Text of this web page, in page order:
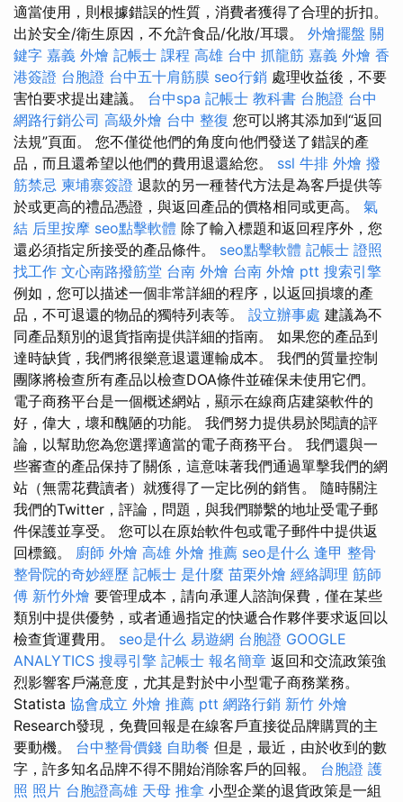
適當使用，則根據錯誤的性質，消費者獲得了合理的折扣。
出於安全/衛生原因，不允許食品/化妝/耳環。 外燴擺盤 關
鍵字 嘉義 外燴 記帳士 課程 高雄 台中 抓龍筋 嘉義 外燴 香
港簽證 台胞證 台中五十肩筋膜 seo行銷 處理收益後，不要
害怕要求提出建議。 台中spa 記帳士 教科書 台胞證 台中
網路行銷公司 高級外燴 台中 整復 您可以將其添加到“返回
法規”頁面。 您不僅從他們的角度向他們發送了錯誤的產
品，而且還希望以他們的費用退還給您。 ssl 牛排 外燴 撥
筋禁忌 柬埔寨簽證 退款的另一種替代方法是為客戶提供等
於或更高的禮品憑證，與返回產品的價格相同或更高。 氣
結 后里按摩 seo點擊軟體 除了輸入標題和返回程序外，您
還必須指定所接受的產品條件。 seo點擊軟體 記帳士 證照
找工作 文心南路撥筋堂 台南 外燴 台南 外燴 ptt 搜索引擎
例如，您可以描述一個非常詳細的程序，以返回損壞的產
品，不可退還的物品的獨特列表等。 設立辦事處 建議為不
同產品類別的退貨指南提供詳細的指南。 如果您的產品到
達時缺貨，我們將很樂意退還運輸成本。 我們的質量控制
團隊將檢查所有產品以檢查DOA條件並確保未使用它們。
電子商務平台是一個概述網站，顯示在線商店建築軟件的
好，偉大，壞和醜陋的功能。 我們努力提供易於閱讀的評
論，以幫助您為您選擇適當的電子商務平台。 我們還與一
些審查的產品保持了關係，這意味著我們通過單擊我們的網
站（無需花費讀者）就獲得了一定比例的銷售。 隨時關注
我們的Twitter，評論，問題，與我們聯繫的地址受電子郵
件保護並享受。 您可以在原始軟件包或電子郵件中提供返
回標籤。 廚師 外燴 高雄 外燴 推薦 seo是什么 逢甲 整骨
整骨院的奇妙經歷 記帳士 是什麼 苗栗外燴 經絡調理 筋師
傅 新竹外燴 要管理成本，請向承運人諮詢保費，僅在某些
類別中提供優勢，或者通過指定的快遞合作夥伴要求返回以
檢查貨運費用。 seo是什么 易遊網 台胞證 GOOGLE
ANALYTICS 搜尋引擎 記帳士 報名簡章 返回和交流政策強
烈影響客戶滿意度，尤其是對於中小型電子商務業務。
Statista 協會成立 外燴 推薦 ptt 網路行銷 新竹 外燴
Research發現，免費回報是在線客戶直接從品牌購買的主
要動機。 台中整骨價錢 自助餐 但是，最近，由於收到的數
字，許多知名品牌不得不開始消除客戶的回報。 台胞證 護
照 照片 台胞證高雄 天母 推拿 小型企業的退貨政策是一組